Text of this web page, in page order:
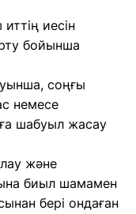
иесін
бойынша
соңғы
немесе
шабуыл жасау
және
биыл шамамен
бері ондаған